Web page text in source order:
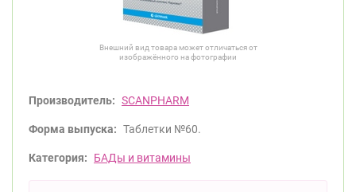
Внешний вид товара может отличаться от
изображённого на фотографии
Производитель: SCANPHARM
Форма выпуска: Таблетки №60.
Категория: БАДы и витамины